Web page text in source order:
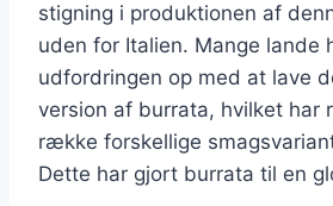
stigning i produktionen af
uden for Italien. Mange lande
udfordringen op med at lave
version af burrata, hvilket har
række forskellige
Dette har gjort burrata til en